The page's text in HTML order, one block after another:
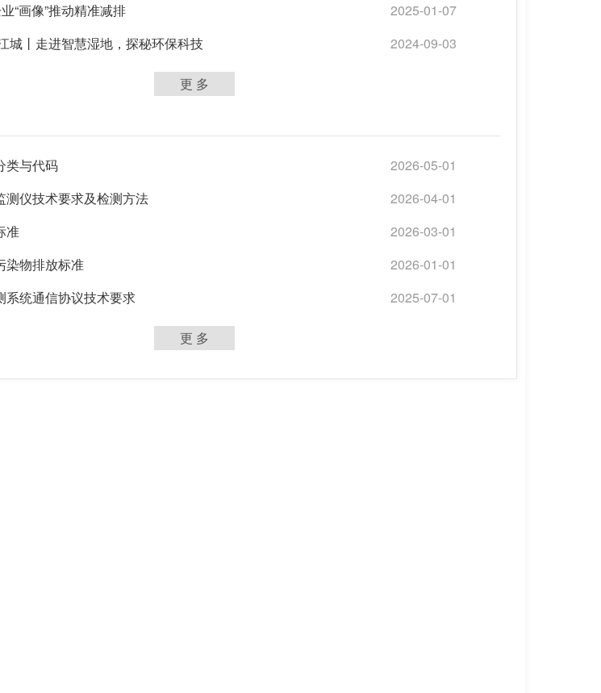
“画像”推动精准减排
2025-01-07
城丨走进智慧湿地，探秘环保科技
2024-09-03
更 多
类与代码
2026-05-01
测仪技术要求及检测方法
2026-04-01
准
2026-03-01
染物排放标准
2026-01-01
系统通信协议技术要求
2025-07-01
更 多